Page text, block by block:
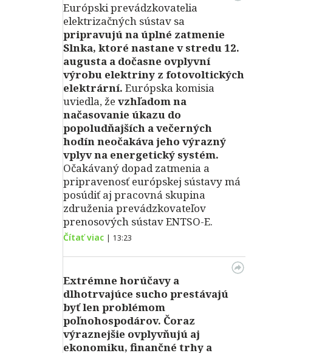
Európski prevádzkovatelia
elektrizačných sústav sa
pripravujú na úplné zatmenie
Slnka, ktoré nastane v stredu 12.
augusta a dočasne ovplyvní
výrobu elektriny z fotovoltických
elektrární. Európska komisia
uviedla, že vzhľadom na
načasovanie úkazu do
popoludňajších a večerných
hodín neočakáva jeho výrazný
vplyv na energetický systém.
Očakávaný dopad zatmenia a
pripravenosť európskej sústavy má
posúdiť aj pracovná skupina
združenia prevádzkovateľov
prenosových sústav ENTSO-E.
Čítať viac | 13:23
Extrémne horúčavy a
dlhotrvajúce sucho prestávajú
byť len problémom
poľnohospodárov. Čoraz
výraznejšie ovplyvňujú aj
ekonomiku, finančné trhy a